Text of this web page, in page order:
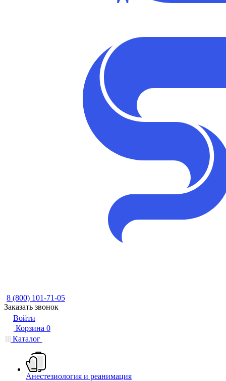
8 (800) 101-71-05
Заказать звонок
Войти
Корзина 0
Каталог
Анестезиология и реанимация